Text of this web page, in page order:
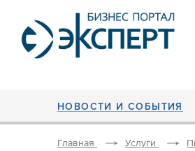
НОВОСТИ И СОБЫТИЯ
Главная Услуги